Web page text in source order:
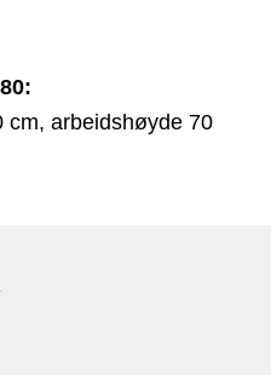
cm, arbeidshøyde 70